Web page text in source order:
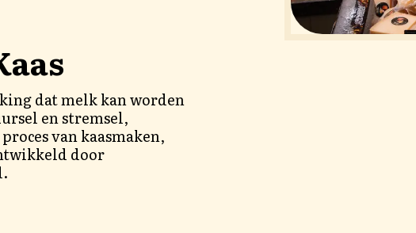
dat melk kan worden
en stremsel,
van kaasmaken,
door